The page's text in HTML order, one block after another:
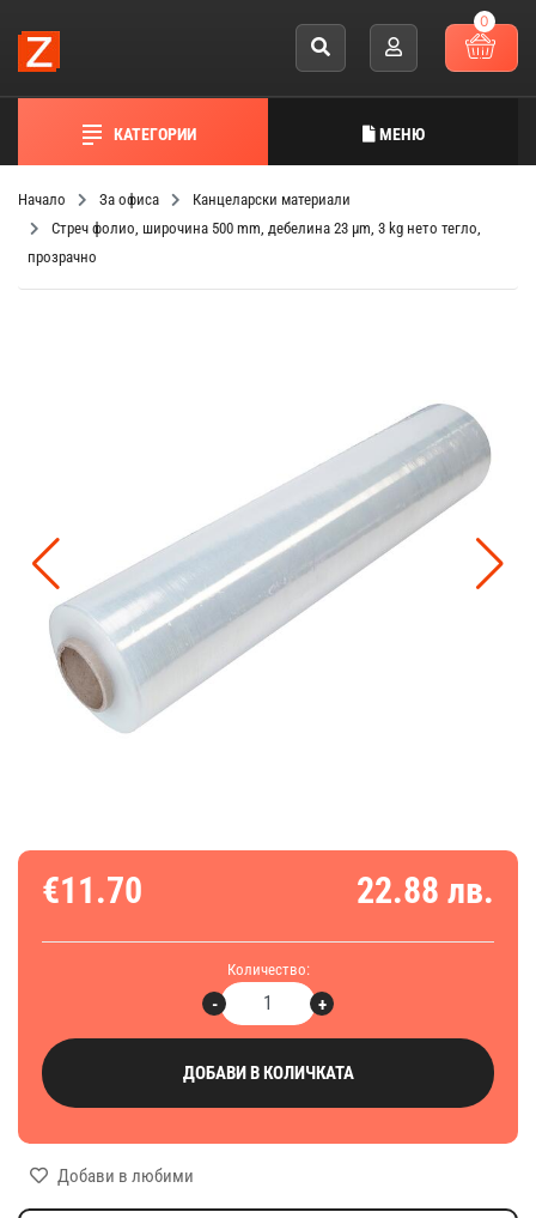
0
КАТЕГОРИИ МЕНЮ
Начало За офиса
Канцеларски материали
Стреч фолио, широчина 500 mm, дебелина 23 µm, 3 kg нето тегло,
прозрачно
€11.70 22.88 лв.
Количество:
+
-
ДОБАВИ В КОЛИЧКАТА
Добави в любими